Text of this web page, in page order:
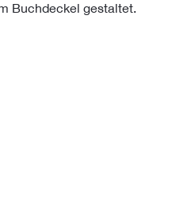
Buchdeckel gestaltet.